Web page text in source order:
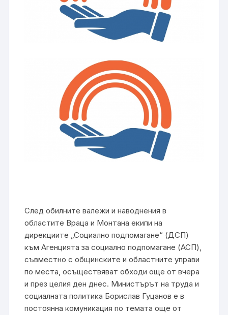
След обилните валежи и наводнения в
областите Враца и Монтана екипи на
дирекциите „Социално подпомагане“ (ДСП)
към Агенцията за социално подпомагане (АСП),
съвместно с общинските и областните управи
по места, осъществяват обходи още от вчера
и през целия ден днес. Министърът на труда и
социалната политика Борислав Гуцанов е в
постоянна комуникация по темата още от